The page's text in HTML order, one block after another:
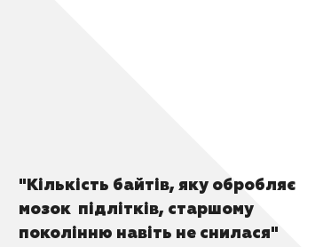
"Кількість байтів, яку обробляє
мозок підлітків, старшому
поколінню навіть не снилася"